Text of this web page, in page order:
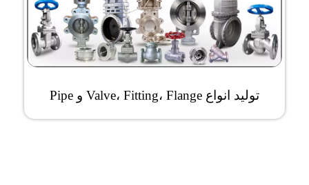
تولید انواع Valve، Fitting، Flange و Pipe